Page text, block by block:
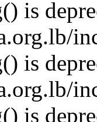
is
is
is